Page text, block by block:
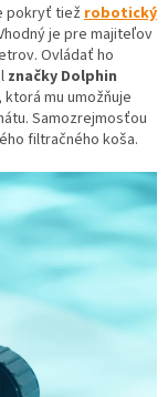
pokryť tiež robotický
je pre majiteľov
Ovládať ho
značky Dolphin
mu umožňuje
Samozrejmosťou
filtračného koša.